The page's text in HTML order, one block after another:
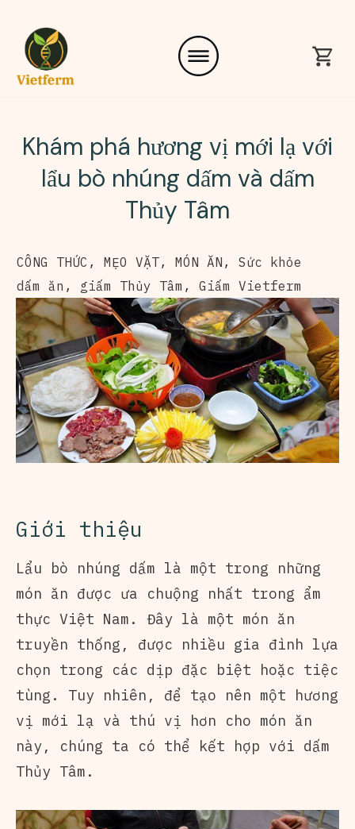
Khám phá hương vị mới lạ với
lẩu bò nhúng dấm và dấm
Thủy Tâm
CÔNG THỨC , MẸO VẶT, MÓN ĂN , Sức khỏe
dấm ăn , giấm Thủy Tâm , Giấm Vietferm
Giới thiệu
Lẩu bò nhúng dấm là một trong những
món ăn được ưa chuộng nhất trong ẩm
thực Việt Nam. Đây là một món ăn
truyền thống, được nhiều gia đình lựa
chọn trong các dịp đặc biệt hoặc tiệc
tùng. Tuy nhiên, để tạo nên một hương
vị mới lạ và thú vị hơn cho món ăn
này, chúng ta có thể kết hợp với dấm
Thủy Tâm.